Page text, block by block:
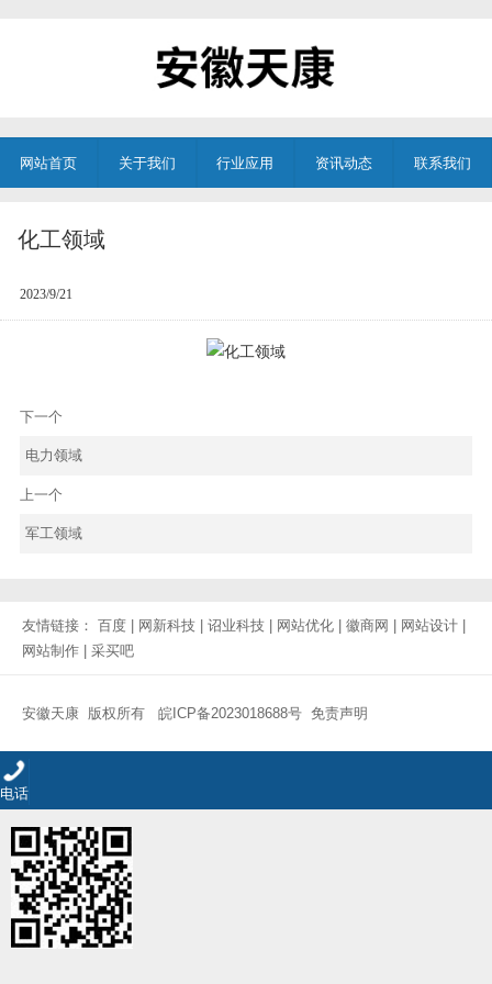
网站首页 关于我们 行业应用 资讯动态 联系我们
化工领域
2023/9/21
下一个
电力领域
上一个
军工领域
友情链接： 百度 网新科技 诏业科技 网站优化 徽商网 网站设计
网站制作
采买吧
安徽天康 版权所有 皖ICP备2023018688号 免责声明
电话